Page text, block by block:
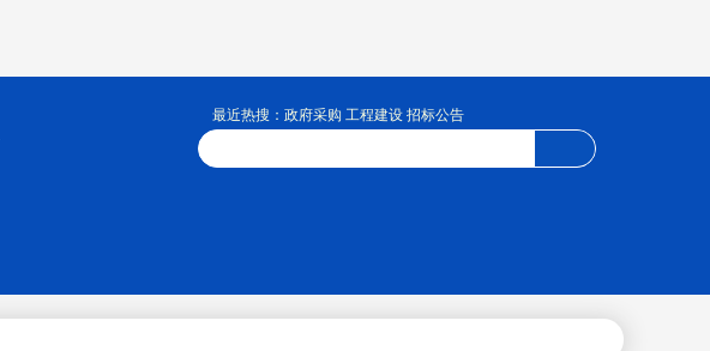
最近热搜：政府采购 工程建设 招标公告